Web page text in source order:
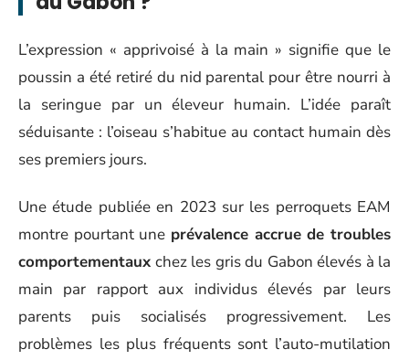
L’expression « apprivoisé à la main » signifie que le
poussin a été retiré du nid parental pour être nourri à
la seringue par un éleveur humain. L’idée paraît
séduisante : l’oiseau s’habitue au contact humain dès
ses premiers jours.
Une étude publiée en 2023 sur les perroquets EAM
montre pourtant une prévalence accrue de troubles
comportementaux chez les gris du Gabon élevés à la
main par rapport aux individus élevés par leurs
parents puis socialisés progressivement. Les
problèmes les plus fréquents sont l’auto-mutilation